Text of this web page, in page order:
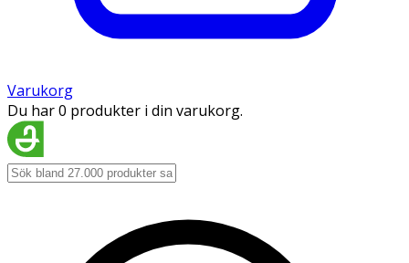
Varukorg
Du har 0 produkter i din varukorg.